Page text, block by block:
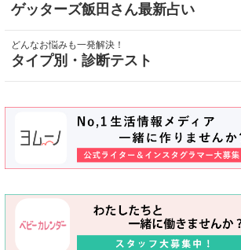
ゲッターズ飯田さん最新占い
どんなお悩みも一発解決！
タイプ別・診断テスト